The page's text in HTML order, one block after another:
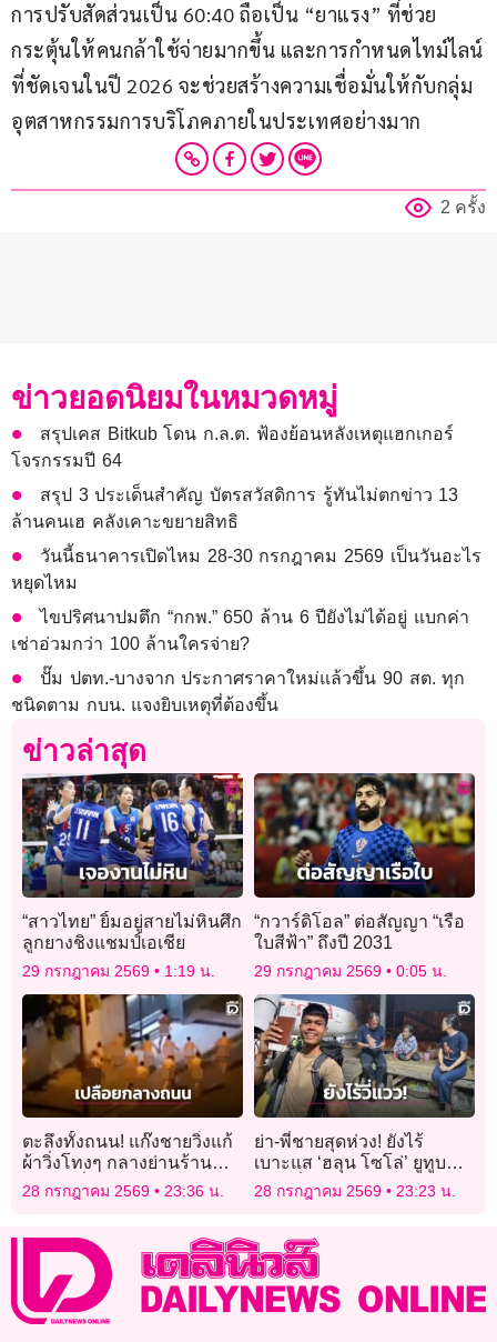
การปรับสัดส่วนเป็น 60:40 ถือเป็น “ยาแรง” ที่ช่วย
กระตุ้นให้คนกล้าใช้จ่ายมากขึ้น และการกำหนดไทม์ไลน์
ที่ชัดเจนในปี 2026 จะช่วยสร้างความเชื่อมั่นให้กับกลุ่ม
อุตสาหกรรมการบริโภคภายในประเทศอย่างมาก
2 ครั้ง
ข่าวยอดนิยมในหมวดหมู่
สรุปเคส Bitkub โดน ก.ล.ต. ฟ้องย้อนหลังเหตุแฮกเกอร์
โจรกรรมปี 64
สรุป 3 ประเด็นสำคัญ บัตรสวัสดิการ รู้ทันไม่ตกข่าว 13
ล้านคนเฮ คลังเคาะขยายสิทธิ
วันนี้ธนาคารเปิดไหม 28-30 กรกฎาคม 2569 เป็นวันอะไร
หยุดไหม
ไขปริศนาปมตึก “กกพ.” 650 ล้าน 6 ปียังไม่ได้อยู่ แบกค่า
เช่าอ่วมกว่า 100 ล้านใครจ่าย?
ปั๊ม ปตท.-บางจาก ประกาศราคาใหม่แล้วขึ้น 90 สต. ทุก
ชนิดตาม กบน. แจงยิบเหตุที่ต้องขึ้น
ข่าวล่าสุด
“สาวไทย” ยิ้มอยู่สายไม่หินศึก
ลูกยางชิงแชมป์เอเชีย
29 กรกฎาคม 2569 1:19 น.
“กวาร์ดิโอล” ต่อสัญญา “เรือ
ใบสีฟ้า” ถึงปี 2031
29 กรกฎาคม 2569 0:05 น.
ตะลึงทั้งถนน! แก๊งชายวิ่งแก้
ผ้าวิ่งโทงๆ กลางย่านร้าน
อาหารชื่อดังในออสเตรเลีย
28 กรกฎาคม 2569 23:36 น.
ย่า-พี่ชายสุดห่วง! ยังไร้
เบาะแส ‘ฮลุน โซโล่’ ยูทูบ
เบอร์ชื่อดังหายตัวปริศนา
จอร์เจีย
28 กรกฎาคม 2569 23:23 น.